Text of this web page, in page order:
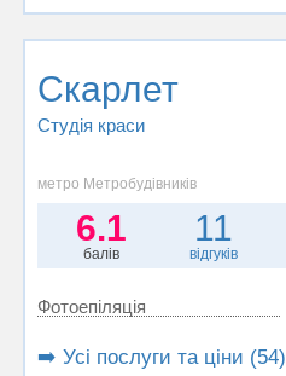
Скарлет
Студія краси
метро Метробудівників
6.1
балів
11
відгуків
Фотоепіляція
➡️ Усі послуги та ціни (54)